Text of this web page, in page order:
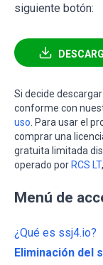
siguiente botón:
Si decide
conforme con
uso . Para usar el
comprar una
gratuita limitada
operado por RCS LT
Menú de
¿Qué es ssj4.io?
Eliminación del